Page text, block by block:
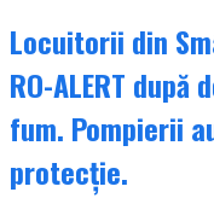
Locuitorii din
RO-ALERT
fum. Pompierii
protecție.